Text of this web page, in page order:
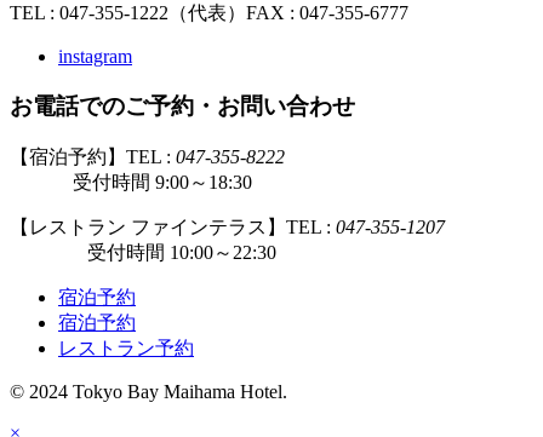
TEL : 047-355-1222（代表） FAX : 047-355-6777
instagram
お電話でのご予約・お問い合わせ
【宿泊予約】TEL : 047-355-8222
受付時間 9:00～18:30
【レストラン ファインテラス】TEL : 047-355-1207
受付時間 10:00～22:30
宿泊予約
宿泊予約
レストラン予約
© 2024 Tokyo Bay Maihama Hotel.
×